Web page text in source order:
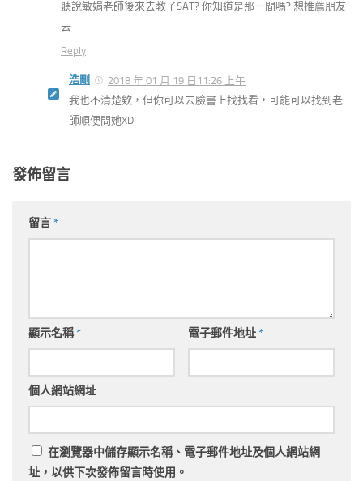
聽說敏娟老師後來去教了SAT? 你知道是那一間嗎? 想推薦朋友
去
Reply
浩剛
2018 年 01 月 19 日11:26 上午
我也不清楚欸，但你可以去臉書上找找看，可能可以找到老
師順便問她XD
發佈留言
留言*
顯示名稱* 電子郵件地址*
個人網站網址
在瀏覽器中儲存顯示名稱、電子郵件地址及個人網站網
址，以供下次發佈留言時使用。